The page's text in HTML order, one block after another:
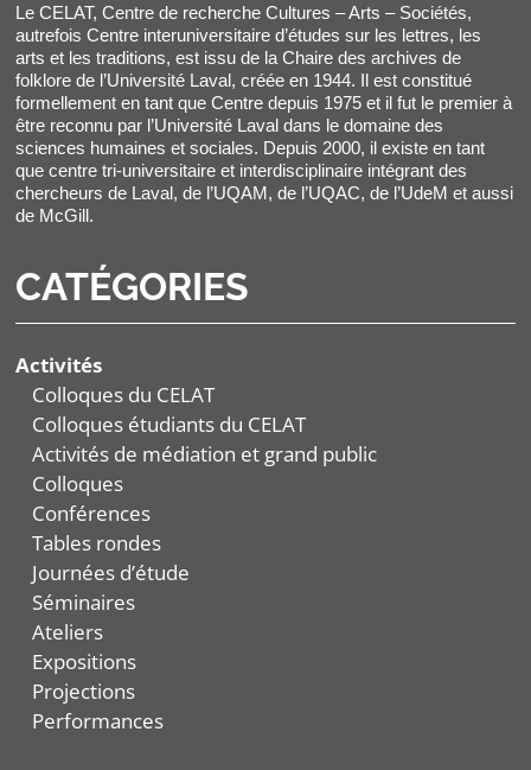
Le CELAT, Centre de recherche Cultures – Arts – Sociétés,
autrefois Centre interuniversitaire d’études sur les lettres, les
arts et les traditions, est issu de la Chaire des archives de
folklore de l’Université Laval, créée en 1944. Il est constitué
formellement en tant que Centre depuis 1975 et il fut le premier à
être reconnu par l’Université Laval dans le domaine des
sciences humaines et sociales. Depuis 2000, il existe en tant
que centre tri-universitaire et interdisciplinaire intégrant des
chercheurs de Laval, de l’UQAM, de l’UQAC, de l’UdeM et aussi
de McGill.
CATÉGORIES
Activités
Colloques du CELAT
Colloques étudiants du CELAT
Activités de médiation et grand public
Colloques
Conférences
Tables rondes
Journées d’étude
Séminaires
Ateliers
Expositions
Projections
Performances